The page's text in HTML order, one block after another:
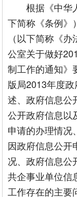
根据《中华人
下简称《条例》
（以下简称《
公室关于做好
制工作的通知》
版局2013年度
述、政府信息公
公开政府信息以
申请的办理情况
因政府信息公开
况、政府信息公
共企事业单位信
工作存在的主要